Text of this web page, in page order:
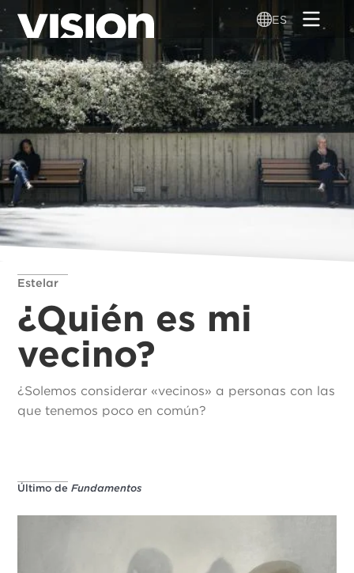
Pasar
al
contenido
principal
ES
Estelar
¿Quién es mi
vecino?
¿Solemos considerar «vecinos» a personas con las
que tenemos poco en común?
Último deFundamentos